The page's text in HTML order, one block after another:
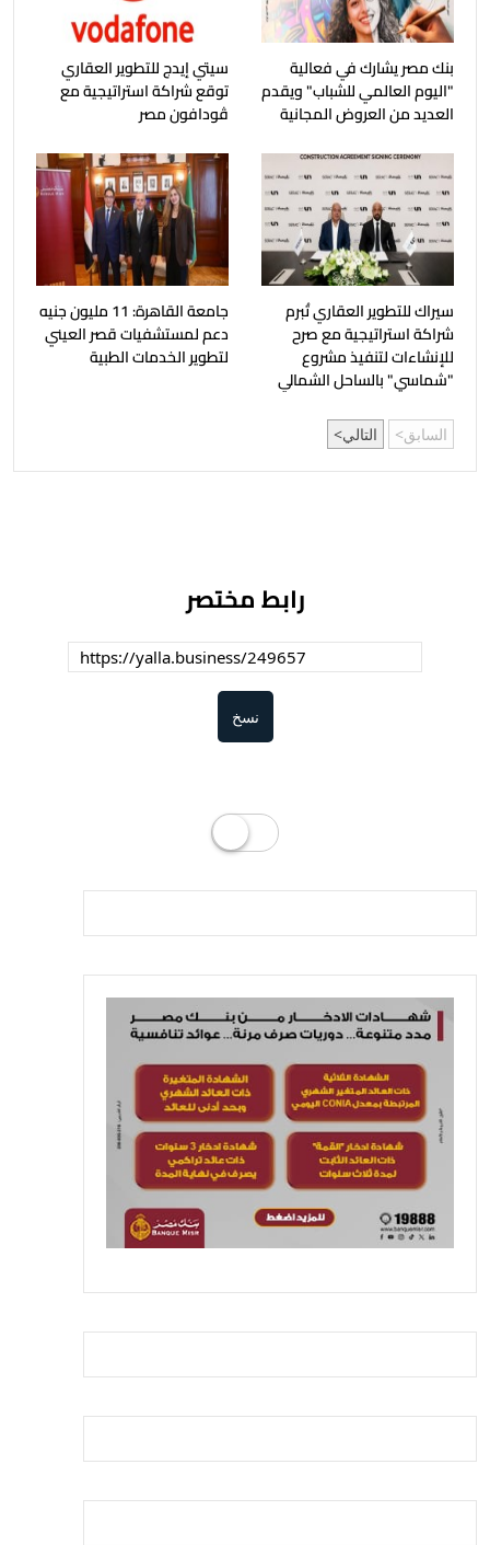
بنك مصر يشارك في فعالية
"اليوم العالمي للشباب" ويقدم
العديد من العروض المجانية
سيتي إيدج للتطوير العقاري
توقع شراكة استراتيجية مع
ڤودافون مصر
سيراك للتطوير العقاري تُبرم
شراكة استراتيجية مع صرح
للإنشاءات لتنفيذ مشروع
"شماسي" بالساحل الشمالي
جامعة القاهرة: 11 مليون جنيه
دعم لمستشفيات قصر العيني
لتطوير الخدمات الطبية
السابق التالي
رابط مختصر
نسخ